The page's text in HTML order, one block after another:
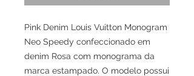
Pink Denim Louis Vuitton Monogram
Neo Speedy confeccionado em
denim Rosa com monograma da
marca estampado. O modelo possui